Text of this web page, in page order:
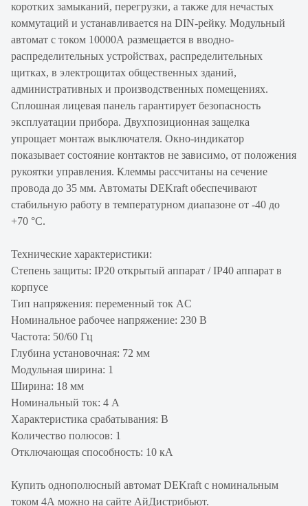
коротких замыканий, перегрузки, а также для нечастых
коммутаций и устанавливается на DIN-рейку. Модульный
автомат с током 10000А размещается в вводно-
распределительных устройствах, распределительных
щитках, в электрощитах общественных зданий,
административных и производственных помещениях.
Сплошная лицевая панель гарантирует безопасность
эксплуатации прибора. Двухпозиционная защелка
упрощает монтаж выключателя. Окно-индикатор
показывает состояние контактов не зависимо, от положения
рукоятки управления. Клеммы рассчитаны на сечение
провода до 35 мм. Автоматы DEKraft обеспечивают
стабильную работу в температурном диапазоне от -40 до
+70 °С.
Технические характеристики:
Степень защиты: IP20 открытый аппарат / IP40 аппарат в
корпусе
Тип напряжения: переменный ток AC
Номинальное рабочее напряжение: 230 В
Частота: 50/60 Гц
Глубина установочная: 72 мм
Модульная ширина: 1
Ширина: 18 мм
Номинальный ток: 4 А
Характеристика срабатывания: B
Количество полюсов: 1
Отключающая способность: 10 кА
Купить однополюсный автомат DEKraft с номинальным
током 4А можно на сайте АйДистрибьют.